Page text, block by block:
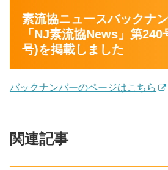
素流協ニュースバックナ
「NJ素流協News」第240
号)を掲載しました
バックナンバーのページはこちら
関連記事